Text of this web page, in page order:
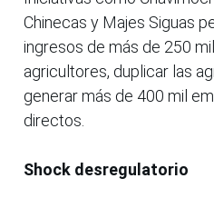
Chinecas y Majes Siguas
ingresos de más de 250
agricultores, duplicar las
generar más de 400 mil
directos.
Shock desregulatorio